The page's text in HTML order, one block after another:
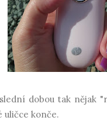
dobou tak nějak
uličce konče.